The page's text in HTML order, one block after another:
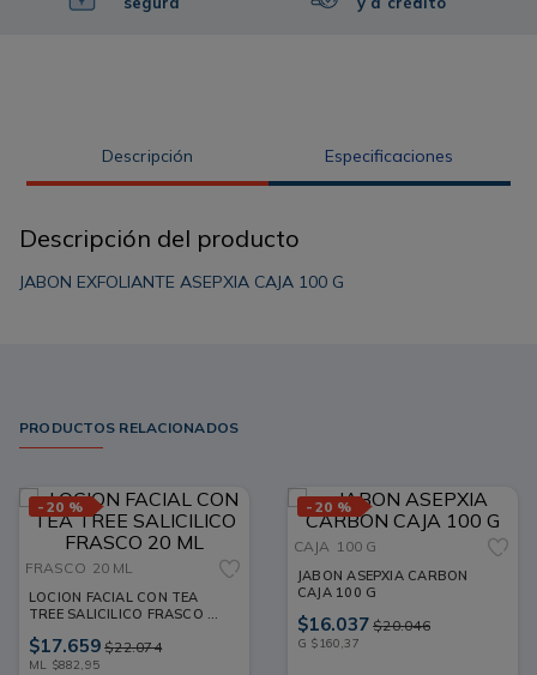
Descripción Especificaciones
Descripción del producto
JABON EXFOLIANTE ASEPXIA CAJA 100 G
PRODUCTOS RELACIONADOS
- 20 %
FRASCO 20 ML
LOCION FACIAL CON TEA
TREE SALICILICO FRASCO 20
$17.659 $22.074
ML $882,95
- 20 %
CAJA 100 G
JABON ASEPXIA CARBON
CAJA 100 G
$16.037 $20.046
G $160,37